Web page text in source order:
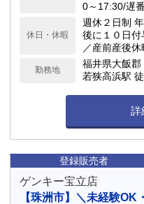
0～17:30/遅
休日・休暇
週休２日制
後に１０日付
／産前産後
勤務地
福井県大飯郡
若狭高浜駅
詳
登録販売者
ゲンキー宝立店
【珠洲市】＼未経験